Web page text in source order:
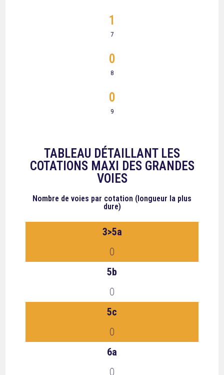
7
1
8
0
9
0
TABLEAU DÉTAILLANT LES
COTATIONS MAXI DES GRANDES
VOIES
Nombre de voies par cotation (longueur la plus
dure)
3>5a
0
5b
0
5c
0
6a
0